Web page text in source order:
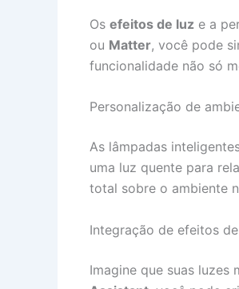
Os efeitos de luz e a
ou Matter, você pode
funcionalidade não só
Personalização de
As lâmpadas
uma luz quente para
total sobre o ambiente
Integração de efeitos
Imagine que suas